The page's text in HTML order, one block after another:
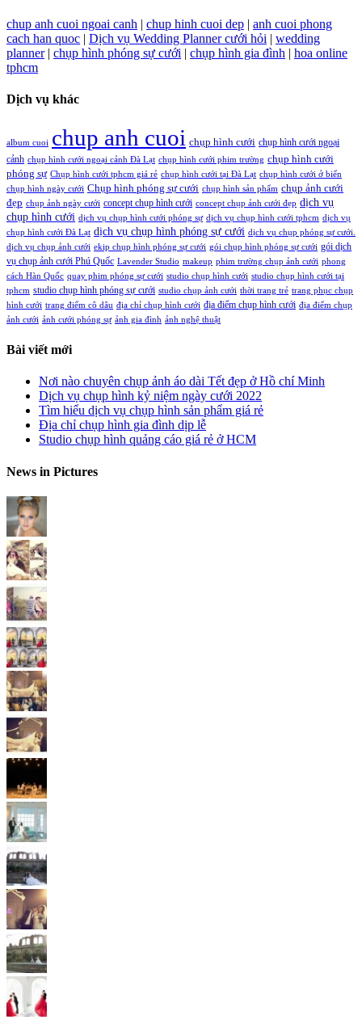
chup anh cuoi ngoai canh | chup hinh cuoi dep | anh cuoi phong
cach han quoc | Dịch vụ Wedding Planner cưới hỏi | wedding
planner| chụp hình phóng sự cưới | chụp hình gia đình | hoa online
tphcm
Dịch vụ khác
album cuoi chup anh cuoi chụp hình cưới chụp hình cưới ngoại
cảnh chụp hình cưới ngoại cảnh Đà Lạt chụp hình cưới phim trường chụp hình cưới
phóng sự Chụp hình cưới tphcm giá rẻ chụp hình cưới tại Đà Lạt chụp hình cưới ở biển
chụp hình ngày cưới Chụp hình phóng sự cưới chụp hình sản phẩm chụp ảnh cưới
đẹp chụp ảnh ngày cưới concept chụp hình cưới concept chụp ảnh cưới đẹp dịch vụ
chụp hình cưới dịch vụ chụp hình cưới phóng sự dịch vụ chụp hình cưới tphcm dịch vụ
chụp hình cưới Đà Lạt dịch vụ chụp hình phóng sự cưới dịch vụ chụp phóng sự cưới.
dịch vụ chụp ảnh cưới ekip chụp hình phóng sự cưới gói chụp hình phóng sự cưới gói dịch
vụ chụp ảnh cưới Phú Quốc Lavender Studio makeup phim trường chụp ảnh cưới phong
cách Hàn Quốc quay phim phóng sự cưới studio chụp hình cưới studio chụp hình cưới tại
tphcm studio chụp hình phóng sự cưới studio chụp ảnh cưới thời trang trẻ trang phục chụp
hình cưới trang điểm cô dâu địa chỉ chụp hình cưới địa điểm chụp hình cưới địa điểm chụp
ảnh cưới ảnh cưới phóng sự ảnh gia đình ảnh nghệ thuật
Bài viết mới
Nơi nào chuyên chụp ảnh áo dài Tết đẹp ở Hồ chí Minh
Dịch vụ chụp hình kỷ niệm ngày cưới 2022
Tìm hiểu dịch vụ chụp hình sản phẩm giá rẻ
Địa chỉ chụp hình gia đình dịp lễ
Studio chụp hình quảng cáo giá rẻ ở HCM
News in Pictures